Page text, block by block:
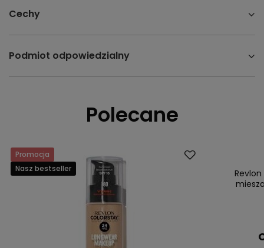
Cechy
Podmiot odpowiedzialny
Polecane
Promocja
Nasz bestseller
Nasz